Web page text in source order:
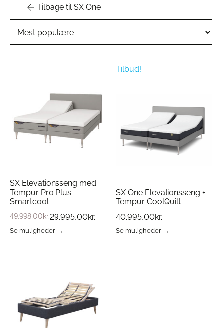
Tilbage til SX One
SX Elevationsseng med
Tempur Pro Plus
Smartcool
49.998,00kr.29.995,00kr.
Se muligheder
vælges
på
varesiden
Tilbud!
SX One Elevationsseng +
Tempur CoolQuilt
40.995,00kr.
Se muligheder